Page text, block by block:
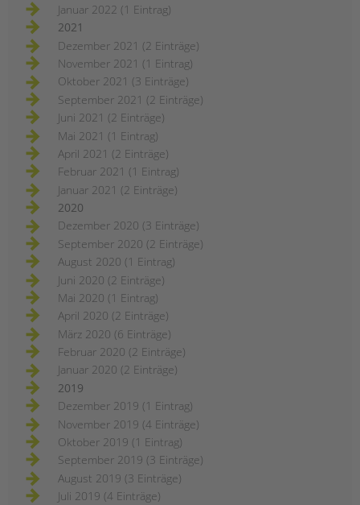
Januar 2022 (1 Eintrag)
2021
Dezember 2021 (2 Einträge)
November 2021 (1 Eintrag)
Oktober 2021 (3 Einträge)
September 2021 (2 Einträge)
Juni 2021 (2 Einträge)
Mai 2021 (1 Eintrag)
April 2021 (2 Einträge)
Februar 2021 (1 Eintrag)
Januar 2021 (2 Einträge)
2020
Dezember 2020 (3 Einträge)
September 2020 (2 Einträge)
August 2020 (1 Eintrag)
Juni 2020 (2 Einträge)
Mai 2020 (1 Eintrag)
April 2020 (2 Einträge)
März 2020 (6 Einträge)
Februar 2020 (2 Einträge)
Januar 2020 (2 Einträge)
2019
Dezember 2019 (1 Eintrag)
November 2019 (4 Einträge)
Oktober 2019 (1 Eintrag)
September 2019 (3 Einträge)
August 2019 (3 Einträge)
Juli 2019 (4 Einträge)